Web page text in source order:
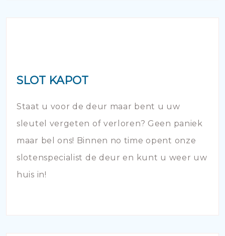
SLOT KAPOT
Staat u voor de deur maar bent u uw
sleutel vergeten of verloren? Geen paniek
maar bel ons! Binnen no time opent onze
slotenspecialist de deur en kunt u weer uw
huis in!